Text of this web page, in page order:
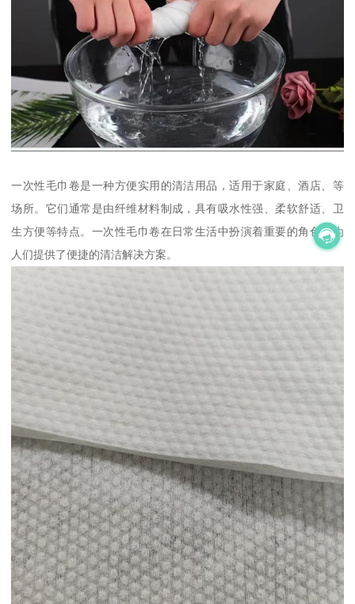
一次性毛巾卷是一种方便实用的清洁用品，适用于家庭、酒店、等
场所。它们通常是由纤维材料制成，具有吸水性强、柔软舒适、卫
生方便等特点。一次性毛巾卷在日常生活中扮演着重要的角色，为
人们提供了便捷的清洁解决方案。